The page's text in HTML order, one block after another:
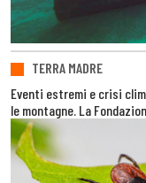
TERRA MADRE
Eventi estremi e crisi
le montagne. La